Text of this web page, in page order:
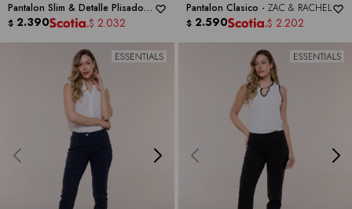
Pantalon Slim & Detalle Plisado -
ZAC & RACHEL
$ 2.390 $ 2.032
Pantalon Clasico - ZAC & RACHEL
$ 2.590 $ 2.202